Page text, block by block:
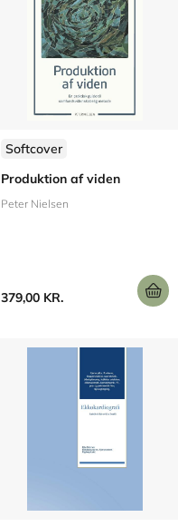
Softcover
Produktion af viden
Peter Nielsen
379,00 KR.